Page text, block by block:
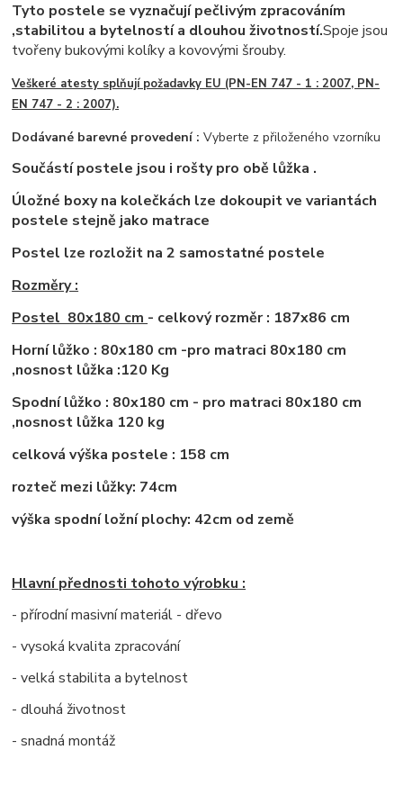
Tyto postele se vyznačují pečlivým zpracováním
,stabilitou a bytelností a dlouhou životností.Spoje jsou
tvořeny bukovými kolíky a kovovými šrouby.
Veškeré atesty splňují požadavky EU (PN-EN 747 - 1 : 2007, PN-
EN 747 - 2 : 2007).
Dodávané barevné provedení : Vyberte z přiloženého vzorníku
Součástí postele jsou i rošty pro obě lůžka .
Úložné boxy na kolečkách lze dokoupit ve variantách
postele stejně jako matrace
Postel lze rozložit na 2 samostatné postele
Rozměry :
Postel 80x180 cm - celkový rozměr : 187x86 cm
Horní lůžko : 80x180 cm -pro matraci 80x180 cm
,nosnost lůžka :120 Kg
Spodní lůžko : 80x180 cm - pro matraci 80x180 cm
,nosnost lůžka 120 kg
celková výška postele : 158 cm
rozteč mezi lůžky: 74cm
výška spodní ložní plochy: 42cm od země
Hlavní přednosti tohoto výrobku :
- přírodní masivní materiál - dřevo
- vysoká kvalita zpracování
- velká stabilita a bytelnost
- dlouhá životnost
- snadná montáž